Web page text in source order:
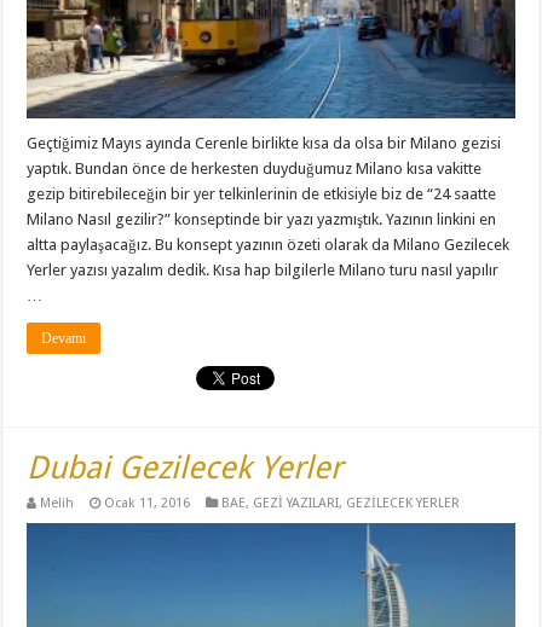
Geçtiğimiz Mayıs ayında Cerenle birlikte kısa da olsa bir Milano gezisi
yaptık. Bundan önce de herkesten duyduğumuz Milano kısa vakitte
gezip bitirebileceğin bir yer telkinlerinin de etkisiyle biz de “24 saatte
Milano Nasıl gezilir?” konseptinde bir yazı yazmıştık. Yazının linkini en
altta paylaşacağız. Bu konsept yazının özeti olarak da Milano Gezilecek
Yerler yazısı yazalım dedik. Kısa hap bilgilerle Milano turu nasıl yapılır
Devamı
Dubai Gezilecek Yerler
Melih Ocak 11, 2016 BAE, GEZİ YAZILARI, GEZİLECEK YERLER